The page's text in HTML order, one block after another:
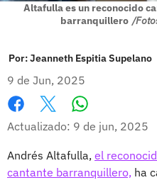
Altafulla es un reconocido
barranquillero /
Por:Jeanneth Espitia Supelano
9 de Jun, 2025
Facebook
X
Actualizado: 9 de jun, 2025
Andrés Altafulla, el
cantante barranquillero, ha